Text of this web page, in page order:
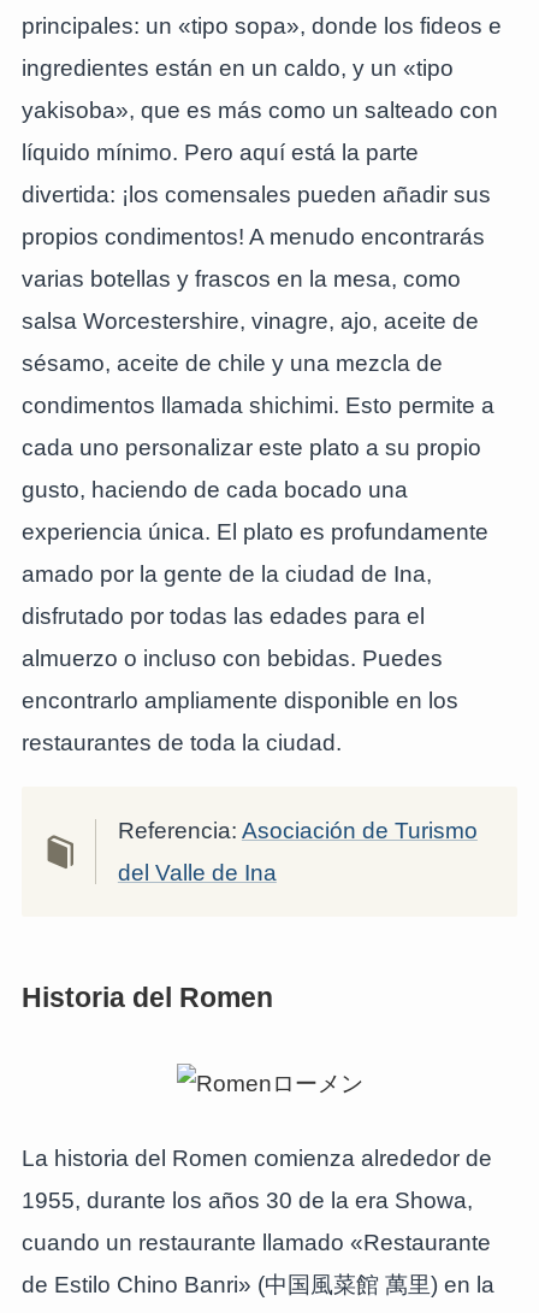
principales: un «tipo sopa», donde los fideos e
ingredientes están en un caldo, y un «tipo
yakisoba», que es más como un salteado con
líquido mínimo. Pero aquí está la parte
divertida: ¡los comensales pueden añadir sus
propios condimentos! A menudo encontrarás
varias botellas y frascos en la mesa, como
salsa Worcestershire, vinagre, ajo, aceite de
sésamo, aceite de chile y una mezcla de
condimentos llamada shichimi. Esto permite a
cada uno personalizar este plato a su propio
gusto, haciendo de cada bocado una
experiencia única. El plato es profundamente
amado por la gente de la ciudad de Ina,
disfrutado por todas las edades para el
almuerzo o incluso con bebidas. Puedes
encontrarlo ampliamente disponible en los
restaurantes de toda la ciudad.
Referencia: Asociación de Turismo
del Valle de Ina
Historia del Romen
La historia del Romen comienza alrededor de
1955, durante los años 30 de la era Showa,
cuando un restaurante llamado «Restaurante
de Estilo Chino Banri» (中国風菜館 萬里) en la